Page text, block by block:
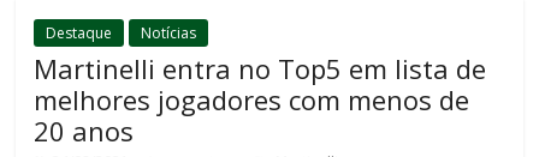
Destaque Notícias
Martinelli entra no Top5 em lista de
melhores jogadores com menos de
20 anos